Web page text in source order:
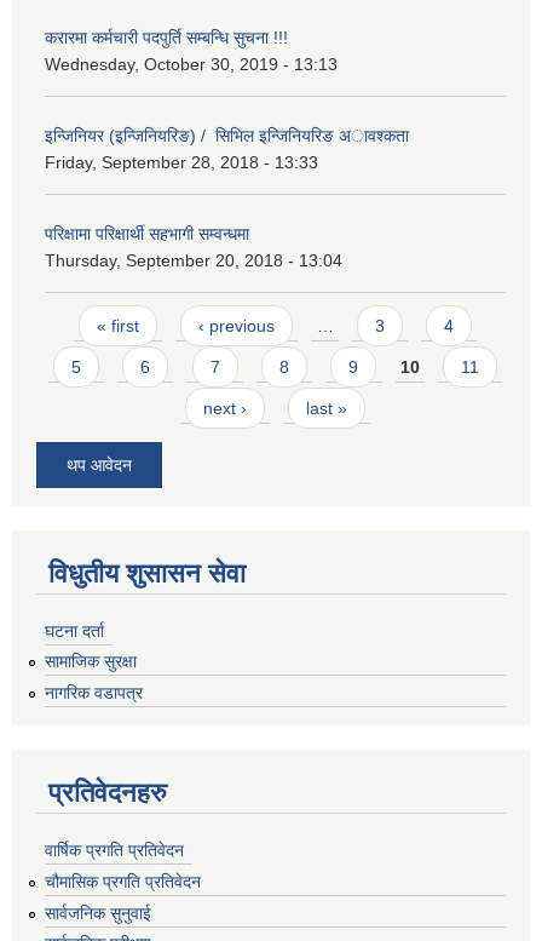
करारमा कर्मचारी पदपुर्ति सम्बन्धि सुचना !!!
Wednesday, October 30, 2019 - 13:13
इन्जिनियर (इन्जिनियरिङ) / सिभिल इन्जिनियरिङ अावश्कता
Friday, September 28, 2018 - 13:33
परिक्षामा परिक्षार्थी सहभागी सम्वन्धमा
Thursday, September 20, 2018 - 13:04
Pages
« first ‹ previous … 3 4
5 6 7 8 9 10 11
next › last »
थप आवेदन
विधुतीय शुसासन सेवा
घटना दर्ता
सामाजिक सुरक्षा
नागरिक वडापत्र
प्रतिवेदनहरु
वार्षिक प्रगति प्रतिवेदन
चौमासिक प्रगति प्रतिवेदन
सार्वजनिक सुनुवाई